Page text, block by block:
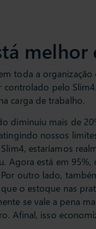
toda a
controlado pelo
carga de trabalho.
diminuiu mais de
nossos
estaríamos
Agora está em
outro lado,
o estoque nas
se vale a pena
Afinal, isso